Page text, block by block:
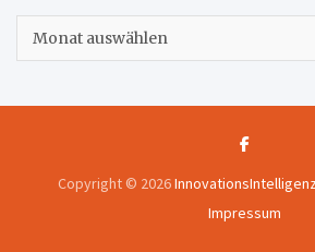
Copyright © 2026
Impressum